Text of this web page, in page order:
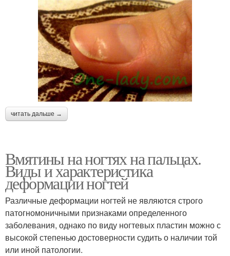
читать дальше →
Вмятины на ногтях на пальцах.
Виды и характеристика
деформации ногтей
Различные деформации ногтей не являются строго
патогномоничными признаками определенного
заболевания, однако по виду ногтевых пластин можно с
высокой степенью достоверности судить о наличии той
или иной патологии.